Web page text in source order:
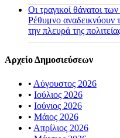
Οι τραγικοί θάνατοι
Ρέθυμνο αναδεικνύουν
την πλευρά της
Αρχείο Δημοσιεύσεων
• Αύγουστος 2026
• Ιούλιος 2026
• Ιούνιος 2026
• Μάιος 2026
• Απρίλιος 2026